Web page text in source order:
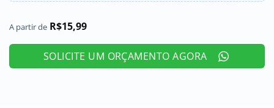
A partir de R$15,99
SOLICITE UM ORÇAMENTO AGORA